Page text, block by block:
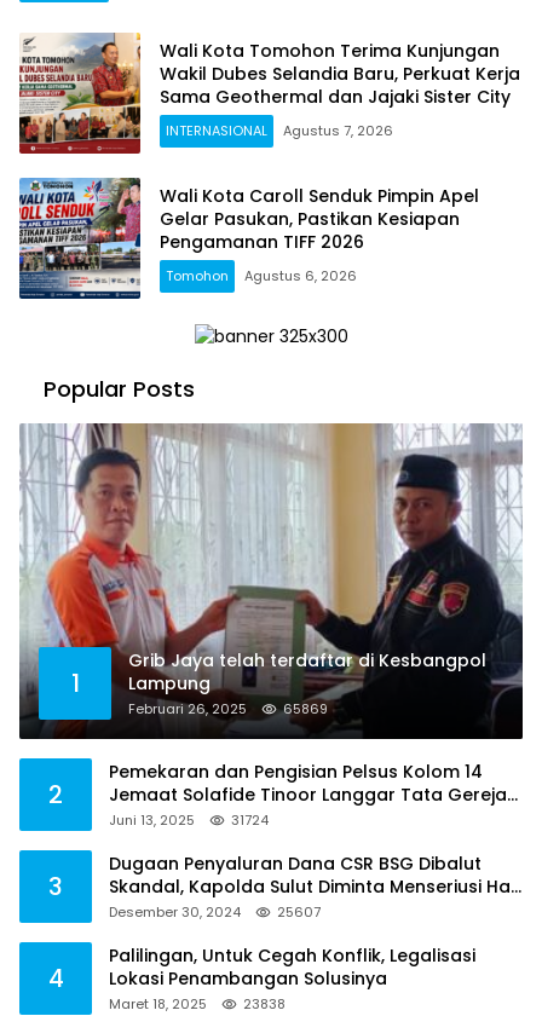
Wali Kota Tomohon Terima Kunjungan
Wakil Dubes Selandia Baru, Perkuat Kerja
Sama Geothermal dan Jajaki Sister City
INTERNASIONAL Agustus 7, 2026
Wali Kota Caroll Senduk Pimpin Apel
Gelar Pasukan, Pastikan Kesiapan
Pengamanan TIFF 2026
Tomohon Agustus 6, 2026
Popular Posts
1
Grib Jaya telah terdaftar di Kesbangpol
Lampung
Februari 26, 2025 65869
2
Pemekaran dan Pengisian Pelsus Kolom 14
Jemaat Solafide Tinoor Langgar Tata Gereja
2021, Toreh : Ini Perbuatan Melawan Hukum
Juni 13, 2025 31724
3
Dugaan Penyaluran Dana CSR BSG Dibalut
Skandal, Kapolda Sulut Diminta Menseriusi Hal
ini
Desember 30, 2024 25607
4
Palilingan, Untuk Cegah Konflik, Legalisasi
Lokasi Penambangan Solusinya
Maret 18, 2025 23838